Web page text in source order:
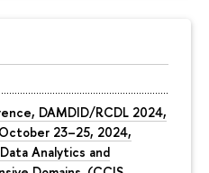
DAMDID/RCDL 2024,
23–25, 2024,
Analytics and